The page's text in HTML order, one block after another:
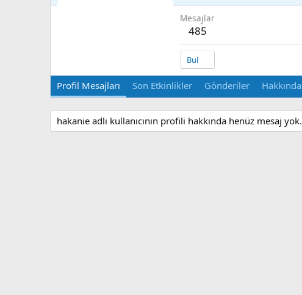
Mesajlar
485
Bul
Profil Mesajları Son Etkinlikler Gönderiler Hakkında
hakanie adlı kullanıcının profili hakkında henüz mesaj yok.